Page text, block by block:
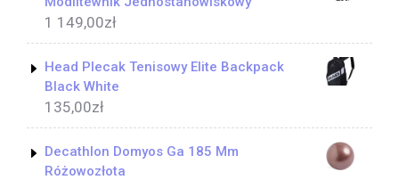
1 149,00zł
Head Plecak Tenisowy Elite Backpack
Black White
135,00zł
Decathlon Domyos Ga 185 Mm
Różowozłota